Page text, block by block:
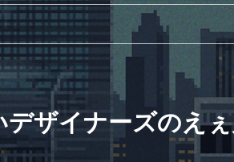
ザイナーズのえ